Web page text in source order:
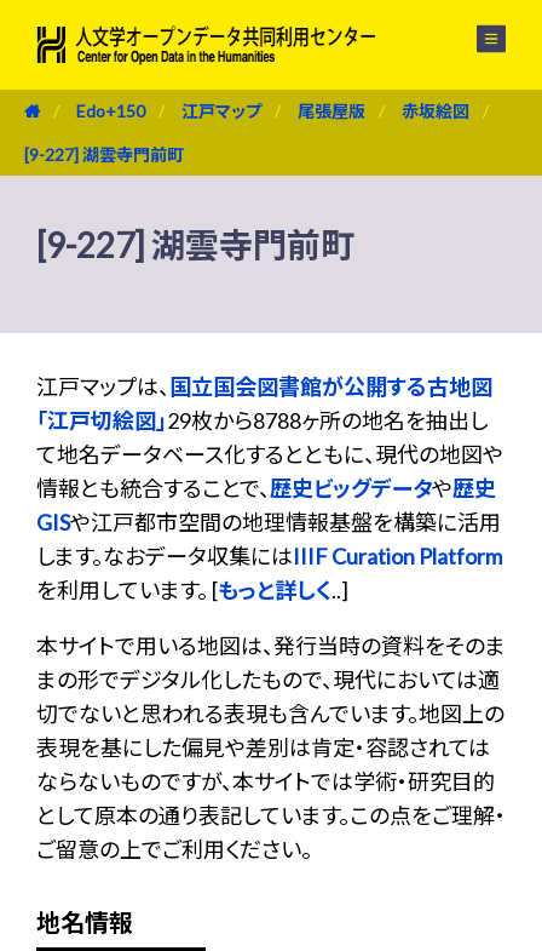
Edo+150 江戸マップ 尾張屋版 赤坂絵図
[9-227] 湖雲寺門前町
[9-227] 湖雲寺門前町
江戸マップは、 国立国会図書館が公開する古地図
「江戸切絵図」29枚から8788ヶ所の地名を抽出し
て地名データベース化するとともに、現代の地図や
情報とも統合することで、歴史ビッグデータや歴史
GISや江戸都市空間の地理情報基盤を構築に活用
します。なおデータ収集にはIIIF Curation Platform
を利用しています。 [もっと詳しく..]
本サイトで用いる地図は、発行当時の資料をそのま
まの形でデジタル化したもので、現代においては適
切でないと思われる表現も含んでいます。地図上の
表現を基にした偏見や差別は肯定・容認されては
ならないものですが、本サイトでは学術・研究目的
として原本の通り表記しています。この点をご理解・
ご留意の上でご利用ください。
地名情報